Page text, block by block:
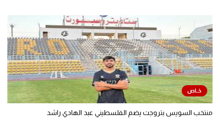
منتخب السويس بتروجت يضم الفلسطيني عبد الهادي راشد